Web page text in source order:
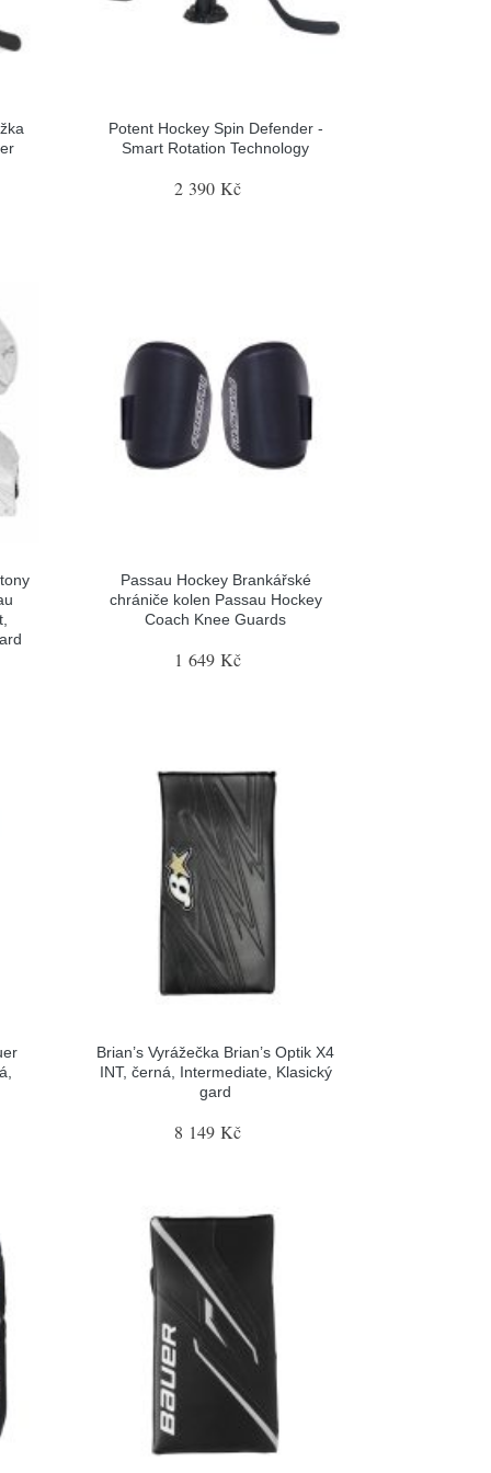
Potent Hockey Spin Defender -
Smart Rotation Technology
2 390 Kč
Passau Hockey Brankářské
chrániče kolen Passau Hockey
Coach Knee Guards
1 649 Kč
Brian’s Vyrážečka Brian’s Optik X4
INT, černá, Intermediate, Klasický
gard
8 149 Kč